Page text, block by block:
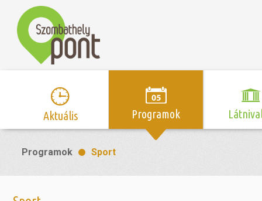
Aktuális Programok
Program naptár Hírek
Programok Sport